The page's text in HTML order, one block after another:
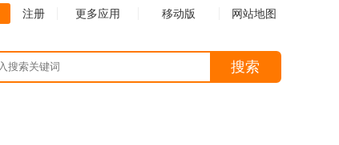
注册 更多应用 移动版 网站地图
搜索